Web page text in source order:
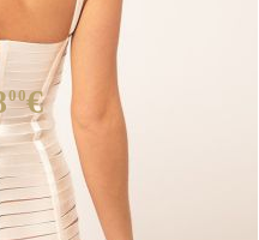
в Шампанско
00€
броя